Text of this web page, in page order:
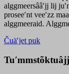
alggmeersââʹjj lij
proseeʹnt veeʹzz
alggmeeraid.
Čuäʹjet puk
Tuʹmmstõktuâjj